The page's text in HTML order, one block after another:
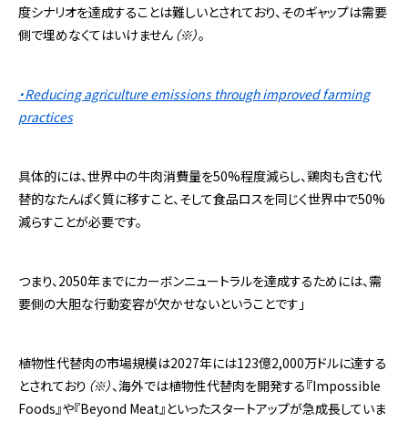
度シナリオを達成することは難しいとされており、そのギャップは需要
側で埋めなくてはいけません （※）。
・Reducing agriculture emissions through improved farming
practices
具体的には、世界中の牛肉消費量を50%程度減らし、鶏肉も含む代
替的なたんぱく質に移すこと、そして食品ロスを同じく世界中で50%
減らすことが必要です。
つまり、2050年までにカーボンニュートラルを達成するためには、需
要側の大胆な行動変容が欠かせないということです」
植物性代替肉の市場規模は2027年には123億2,000万ドルに達する
とされており （※）、海外では植物性代替肉を開発する『Impossible
Foods』や『Beyond Meat』といったスタートアップが急成長していま